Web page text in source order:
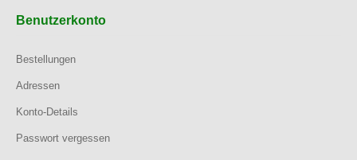
Benutzerkonto
Bestellungen
Adressen
Konto-Details
Passwort vergessen